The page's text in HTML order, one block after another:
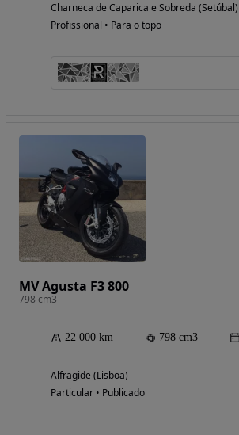
Charneca de Caparica e Sobreda (Setúbal)
Profissional • Para o topo
MV Agusta F3 800
798 cm3
22 000 km 798 cm3
Alfragide (Lisboa)
Particular • Publicado